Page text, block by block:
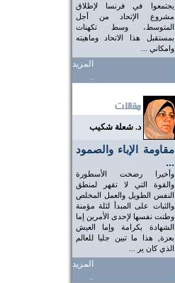
يجتمعوا في فرنسا لإطلاق
مشروع الإتحاد من أجل
المتوسط، وسط تكهنات
بمستقبل هذا الاتحاد وماهيته
وامكاني ...
المزيد
..
د. شعلة شكيب
مقاومة الإباء والصمود
...
وأخيرا رضخت الأسطورة
والقوة التي لا تقهر لمنطق
النفس الطويل والعمل المخلص
والثبات على المبدأ لثلة مؤمنة
وطنت نفسها لإحدى الأمرين إما
الشهادة بكرامة وإما العيش
بعزة, هذا ما تبين جليا للعالم
الذي كان ير ...
المزيد
..